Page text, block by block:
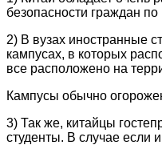
безопасности граждан по
2) В вузах иностранные
кампусах, в которых
все расположено на
Кампусы обычно
3) Так же, китайцы
студенты. В случае если